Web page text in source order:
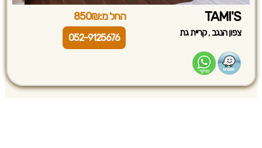
TAMI'S החל מ:850₪
צפון הנגב,קריית גת 052-9125676